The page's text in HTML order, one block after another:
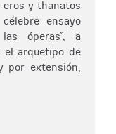
y thanatos
ensayo
óperas”, a
el arquetipo de
por extensión,